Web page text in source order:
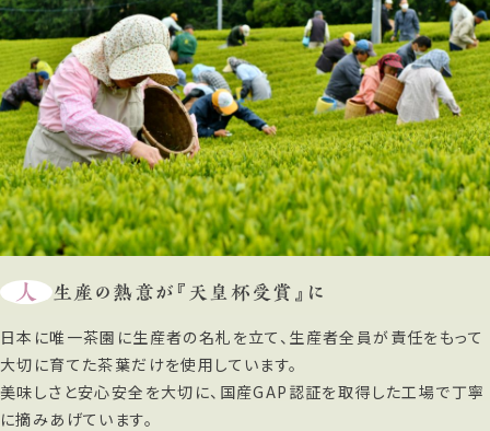
人 生産の熱意が『天皇杯受賞』に
日本に唯一茶園に生産者の名札を立て、生産者全員が責任をもって
大切に育てた茶葉だけを使用しています。
美味しさと安心安全を大切に、国産GAP認証を取得した工場で丁寧
に摘みあげています。